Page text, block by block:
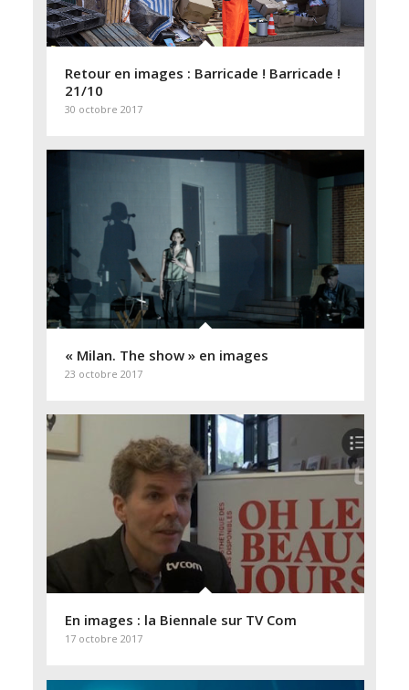
Retour en images : Barricade ! Barricade !
21/10
30 octobre 2017
« Milan. The show » en images
23 octobre 2017
En images : la Biennale sur TV Com
17 octobre 2017